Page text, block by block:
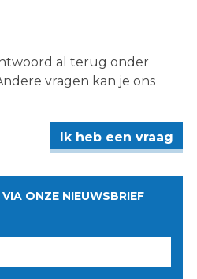
al terug onder
vragen kan je ons
Ik heb een vraag
ONZE NIEUWSBRIEF